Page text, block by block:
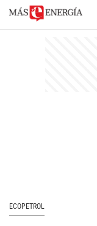
ECOPETROL